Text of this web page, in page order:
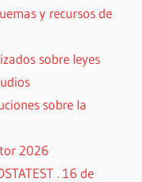
y recursos de
sobre leyes
sobre la
2026
. 16 de